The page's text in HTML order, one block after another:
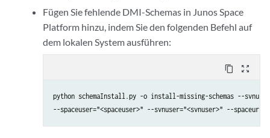
Fügen Sie fehlende DMI-Schemas in Junos Space
Platform hinzu, indem Sie den folgenden Befehl auf
dem lokalen System ausführen:
content_copy zoom_out_map
python schemaInstall.py -o install-missing-schemas --
--spaceuser="<spaceuser>" --svnuser="<svnuser>" --